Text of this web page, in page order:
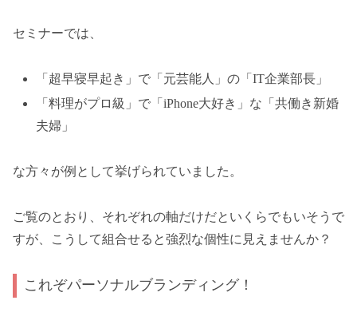
セミナーでは、
「超早寝早起き」で「元芸能人」の「IT企業部長」
「料理がプロ級」で「iPhone大好き」な「共働き新婚
夫婦」
な方々が例として挙げられていました。
ご覧のとおり、それぞれの軸だけだといくらでもいそうで
すが、こうして組合せると強烈な個性に見えませんか？
これぞパーソナルブランディング！